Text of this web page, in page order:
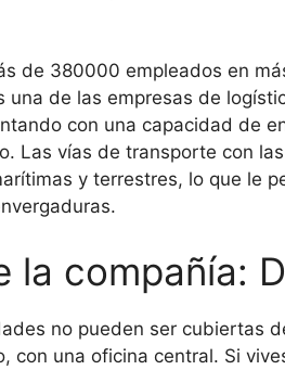
de 380000 empleados en
una de las empresas de
con una capacidad de
Las vías de transporte con
y terrestres, lo que le
la compañía:
no pueden ser cubiertas
con una oficina central. Si